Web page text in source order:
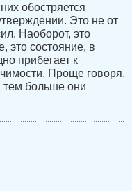
обостряется
Это не от
Наоборот, это
это состояние, в
прибегает к
Проще говоря,
больше они